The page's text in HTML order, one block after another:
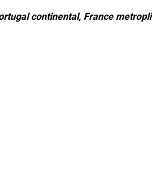
continental, France